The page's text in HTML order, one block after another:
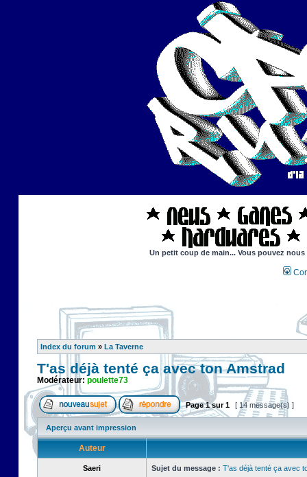
Un petit coup de main... Vous pouvez
Index du forum » La Taverne
T'as déjà tenté ça avec ton Amstrad
Modérateur: poulette73
Page1sur1 [ 14 message(s) ]
Aperçu avant impression
Auteur
Saeri Sujet du message : T'as déjà tenté ça avec